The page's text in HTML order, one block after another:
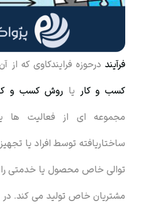
فرآیند درحوزه فرایندکاوی که از
کسب و کار یا روش کسب و
مجموعه ای از فعالیت ها
ساختاریافته توسط افراد یا
توالی خاص محصول یا خدمتی
مشتریان خاص تولید می کند. در